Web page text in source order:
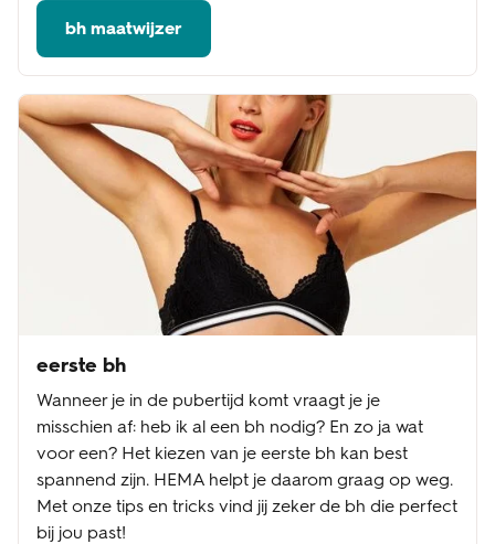
bh maatwijzer
eerste bh
Wanneer je in de pubertijd komt vraagt je je
misschien af: heb ik al een bh nodig? En zo ja wat
voor een? Het kiezen van je eerste bh kan best
spannend zijn. HEMA helpt je daarom graag op weg.
Met onze tips en tricks vind jij zeker de bh die perfect
bij jou past!